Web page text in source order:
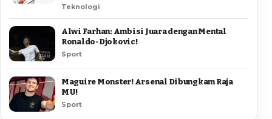
Teknologi
Alwi Farhan: Ambisi Juara dengan Mental
Ronaldo-Djokovic!
Sport
Maguire Monster! Arsenal Dibungkam Raja
MU!
Sport